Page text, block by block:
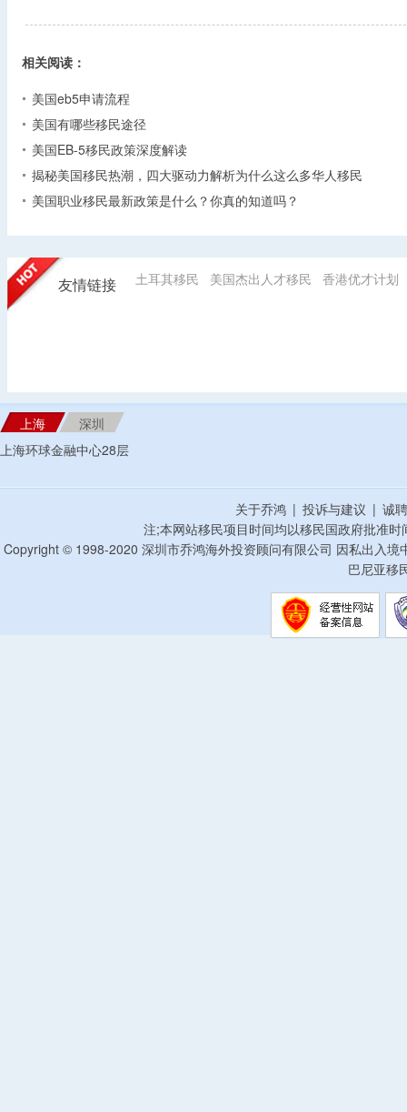
相关阅读：
美国eb5申请流程
美国有哪些移民途径
美国EB-5移民政策深度解读
揭秘美国移民热潮，四大驱动力解析为什么这么多华人移民
美国职业移民最新政策是什么？你真的知道吗？
友情链接 土耳其移民 美国杰出人才移民 香港优才计划
上海
深圳
上海环球金融中心28层
关于乔鸿 | 投诉与建议 | 诚
注;本网站移民项目时间均以移民国政府批准
Copyright © 1998-2020 深圳市乔鸿海外投资顾问有限公司 因私出入
巴尼亚移